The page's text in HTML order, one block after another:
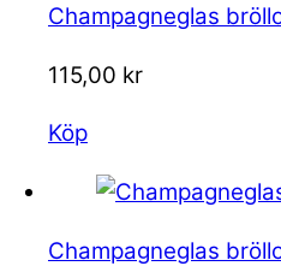
Champagneglas
115,00 kr
Köp
Champagneglas